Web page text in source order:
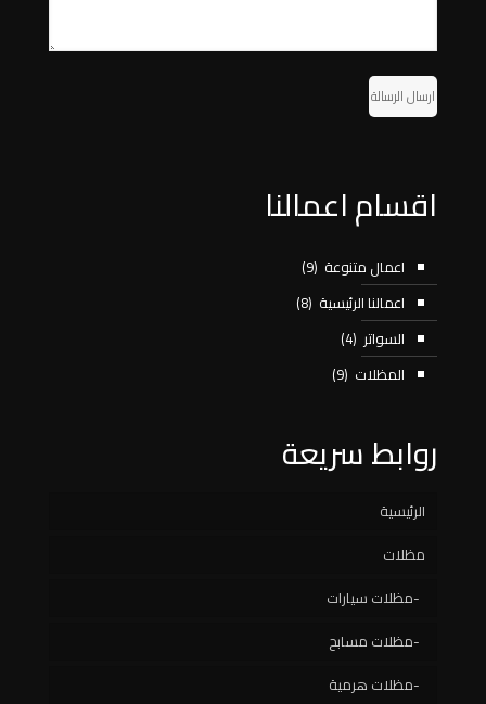
ارسال الرسالة
اقسام اعمالنا
اعمال متنوعة (9)
اعمالنا الرئيسية (8)
السواتر (4)
المظلات (9)
روابط سريعة
الرئيسية
مظلات
مظلات سيارات
مظلات مسابح
مظلات هرمية